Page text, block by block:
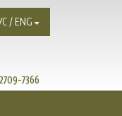
2709-7366
/ ENG